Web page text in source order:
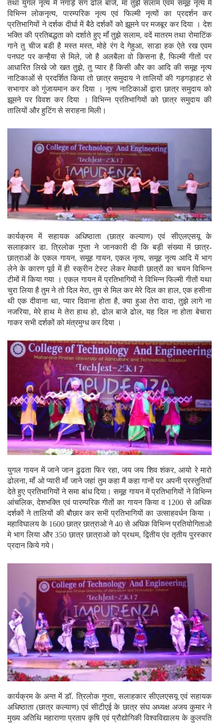
तथा युगल नृत्य मे नगाड़े सगं ढोल बाजे, मां तुझे सलाम एवमं समूह नृत्य में
विभिन्न लोकनृत्य, पारम्परिक नृत्य एवं फिल्मी नृत्यों का प्रदर्शन कर
प्रतिभागियों ने दर्शक दीर्घा में बैठे दर्शकों को झूमने पर मजबूर कर दिया । देश
भक्ति की प्रतिबद्धता को दर्शाते हुए मॉं तुझे सलाम, वदें मातरम तथा रोमाटिंक
गाने तु चीज बडी है मस्त मस्त, मोहे रंग दे गेहुआ, साडा हक ऐते रख एवम
पनघट पर कन्हैया से मिले, जो है अलबैला वो किसना है, फिल्मी गीतों पर
आधारित लिखे जो खत तुझे, तु प्यार है किसी और का आदि की समूह नृत्य
नाटिकाओं से प्रदर्शित किया तो छात्र समुदाय ने तालियों की गड़गड़ाहट से
सभागार को गुंजायमान कर दिया । नृत्य नाटिकाओं द्वारा छात्र समुदाय को
झूमने पर विवश कर दिया । विभिन्न प्रतिभागियों को छात्र समुदाय की
तालियों और हुटिंग से सराहना मिली।
कार्यक्रम में सहायक अधिष्ठाता (छात्र कल्याण) एवं सीएलएसयू के
सलाहकार डा. त्रिलोक गुप्ता ने जानकारी दी कि बड़ी संख्या में छात्र-
छात्राओं के एकल गायन, समूह गायन, एकल नृत्य, समूह नृत्य आदि में भाग
लेने के कारण पूर्व में ही स्क्रीन टेस्ट लेकर मेघावी छात्रों का चयन विभिन्न
टीमों में किया गया । एकल गायन में प्रतिभागियों ने विभिन्न फिल्मी गीतों यथा
चुरा लिया है तुम ने तो दिल मेरा, तुम से मिल कर मेरे दिल का हाल, एक हसीना
थी एक दीवाना था, प्यार दिवाना होता है, क्या हुआ तेरा वादा, तुझे लागे ना
नजरिया, मेरे हाथ मे तेरा हाथ हो, ढोल बाजे ढोल, यह दिल ना होता बेचारा
गाकर सभी दर्शकों को मंत्रमुग्ध कर दिया ।
युगल गायन में जाने जान ढुढता फिर रहा, जय जय शिव शंकर, आयो रे मारो
ढोलना, मॉं ओ प्यारी मॉं जाने जहां तुम कहा मैं कहा गानों पर अपनी प्रस्तुतियॉ
देते हुए प्रतिभागियों ने समा बांध दिया। समूह गायन में प्रतिभागियों ने विभिन्न
आंचलिक, देशभक्ति एवं पारम्परिक गीतों का गायन किया व 1200 से अधिक
दर्शकों ने तालियों की बौछार कर सभी प्रतिभागियों का उत्साहवर्धन किया ।
महाविघालय के 1600 छात्र छात्राओ ने 40 से अघिक विभिन्न प्रतियोगिताओ
मे भाग लिया और 350 छात्र छात्राओ को प्रथम, द्वितीय एंव तृतीय पुरस्कार
प्रदान किये गये।
कार्यक्रम के अन्त में डॉ. त्रिलोक गुप्ता, सलाहकार सीएलएसयू एवं सहायक
अधिष्ठाता (छात्र कल्याण) एवं सीटीएई के छात्र संघ अध्यक्ष अजय कुमार ने
मुख्य अतिथि महाराणा प्रताप कृषि एवं प्रौद्योगिकी विश्वविद्यालय के कुलपति